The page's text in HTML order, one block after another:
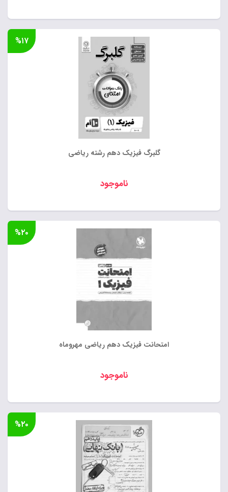
گلبرگ فیزیک دهم رشته ریاضی
ناموجود
%۱۷
امتحانت فیزیک دهم ریاضی مهروماه
ناموجود
%۲۰
%۲۰